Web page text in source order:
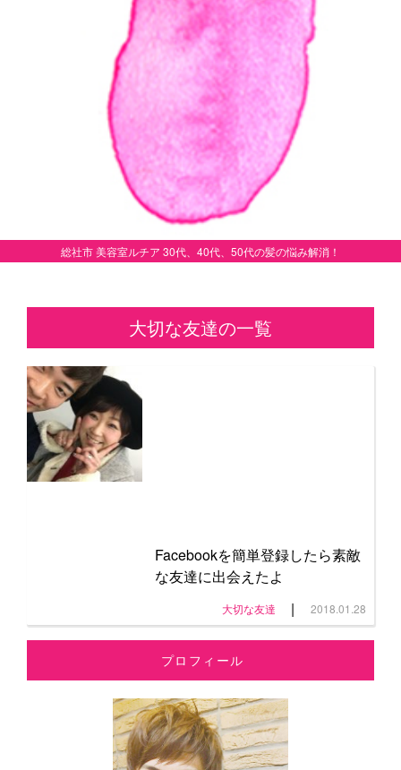
総社市 美容室ルチア 30代、40代、50代の髪の悩み解消！
大切な友達の一覧
Facebookを簡単登録したら素敵
な友達に出会えたよ
大切な友達 | 2018.01.28
プロフィール